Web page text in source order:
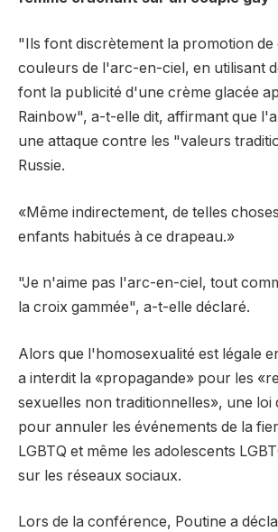
"Ils font discrètement la promotion de
couleurs de l'arc-en-ciel, en utilisant
font la publicité d'une crème glacée
Rainbow", a-t-elle dit, affirmant que
une attaque contre les "valeurs
Russie.
«Même indirectement, de telles
enfants habitués à ce drapeau.»
"Je n'aime pas l'arc-en-ciel, tout
la croix gammée", a-t-elle déclaré.
Alors que l'homosexualité est légale
a interdit la «propagande» pour les
sexuelles non traditionnelles», une loi
pour annuler les événements de la
LGBTQ et même les adolescents
sur les réseaux sociaux.
Lors de la conférence, Poutine a